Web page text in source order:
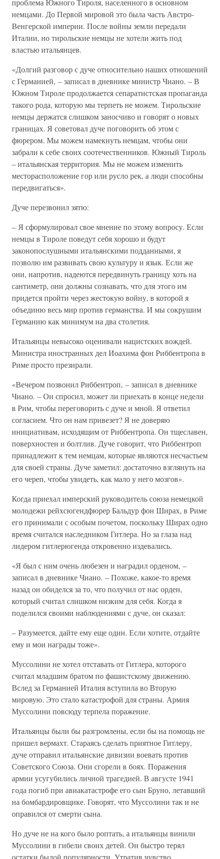
проблема Южного Тироля, населенного в основном
немцами. До Первой мировой это была часть Австро-
Венгерской империи. После войны земли передали
Италии, но тирольские немцы не хотели жить под
властью итальянцев.
«Долгий разговор с дуче относительно наших отношений
с Германией, – записал в дневнике министр Чиано. – В
Южном Тироле продолжается сепаратистская пропаганда
такого рода, которую мы терпеть не можем. Тирольские
немцы держатся слишком заносчиво и говорят о новых
границах. Я советовал дуче поговорить об этом с
фюрером. Мы можем намекнуть немцам, чтобы они
забрали к себе своих соотечественников. Южный Тироль
– итальянская территория. Мы не можем изменить
месторасположение гор или русло рек, а люди способны
передвигаться».
Дуче перезвонил зятю:
– Я сформулировал свое мнение по этому вопросу. Если
немцы в Тироле поведут себя хорошо и будут
законопослушными итальянскими подданными, я
позволю им развивать свою культуру и язык. Если же
они, напротив, надеются передвинуть границу хоть на
сантиметр, они должны сознавать, что для этого им
придется пройти через жестокую войну, в которой я
объединю весь мир против германства. И мы сокрушим
Германию как минимум на два столетия.
Итальянцы невысоко оценивали нацистских вождей.
Министра иностранных дел Иоахима фон Риббентропа в
Риме просто презирали.
«Вечером позвонил Риббентроп, – записал в дневнике
Чиано. – Он спросил, может ли приехать в конце недели
в Рим, чтобы переговорить с дуче и мной. Я ответил
согласием. Что он нам привезет? Я не доверяю
инициативам, исходящим от Риббентропа. Он тщеславен,
поверхностен и болтлив. Дуче говорит, что Риббентроп
принадлежит к тем немцам, которые являются несчастьем
для своей страны. Дуче заметил: достаточно взглянуть на
его череп, чтобы увидеть, как мало у него мозгов».
Когда приехал имперский руководитель союза немецкой
молодежи рейхсюгендфюрер Бальдур фон Ширах, в Риме
его принимали с особым почетом, поскольку Ширах одно
время считался наследником Гитлера. Но за глаза над
лидером гитлерюгенда откровенно издевались.
«Я был с ним очень любезен и наградил орденом, –
записал в дневнике Чиано. – Похоже, какое-то время
назад он обиделся за то, что получил от нас орден,
который считал слишком низким для себя. Когда я
поделился своими наблюдениями с дуче, он сказал:
– Разумеется, дайте ему еще один. Если хотите, отдайте
ему и мои награды тоже».
Муссолини не хотел отставать от Гитлера, которого
считал младшим братом по фашистскому движению.
Вслед за Германией Италия вступила во Вторую
мировую. Это стало катастрофой для страны. Армия
Муссолини повсюду терпела поражение.
Итальянцы были бы разгромлены, если бы на помощь не
пришел вермахт. Стараясь сделать приятное Гитлеру,
дуче отправил итальянские дивизии воевать против
Советского Союза. Они сгорели в боях. Поражения
армии усугубились личной трагедией. В августе 1941
года погиб при авиакатастрофе его сын Бруно, летавший
на бомбардировщике. Говорят, что Муссолини так и не
оправился от смерти сына.
Но дуче не на кого было роптать, а итальянцы винили
Муссолини в гибели своих детей. Он быстро терял
остатки былой популярности. Утратив чувство